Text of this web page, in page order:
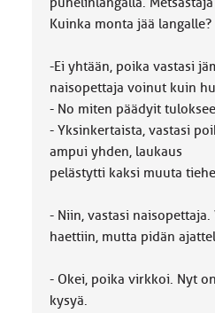
Kuinka monta jää langalle?
-Ei yhtään, poika vastasi
naisopettaja voinut kuin
- No miten päädyit
- Yksinkertaista, vastasi
ampui yhden, laukaus
pelästytti kaksi muuta
- Niin, vastasi naisopettaja.
haettiin, mutta pidän
- Okei, poika virkkoi. Nyt
kysyä.